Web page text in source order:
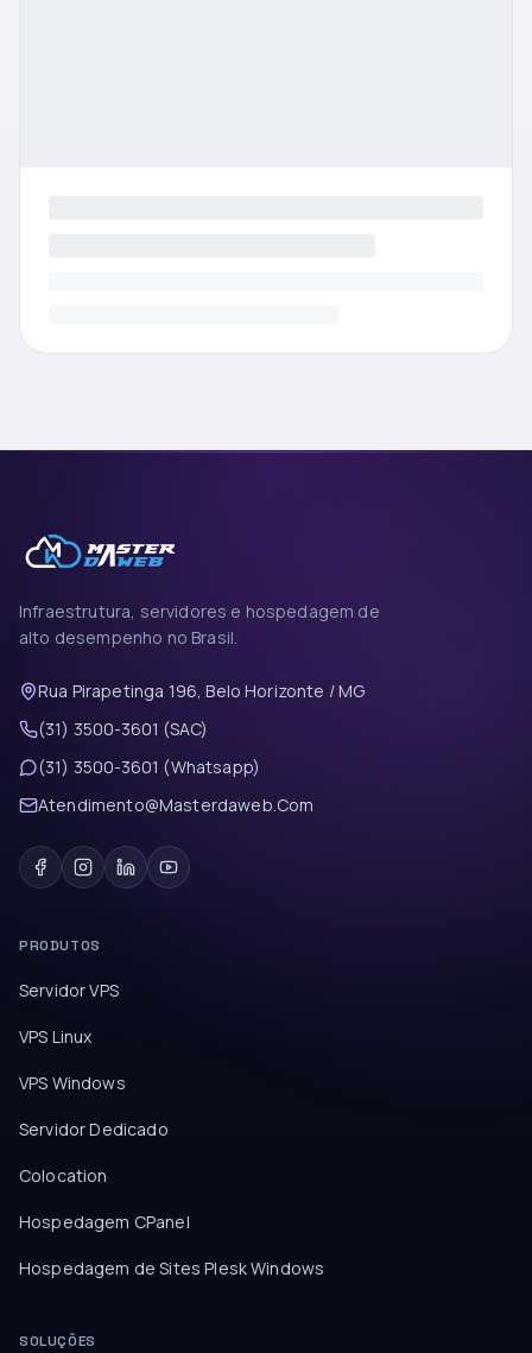
Infraestrutura, servidores e hospedagem de
alto desempenho no Brasil.
Rua Pirapetinga 196, Belo Horizonte / MG
(31) 3500-3601 (SAC)
(31) 3500-3601 (Whatsapp)
Atendimento@Masterdaweb.Com
PRODUTOS
Servidor VPS
VPS Linux
VPS Windows
Servidor Dedicado
Colocation
Hospedagem CPanel
Hospedagem de Sites Plesk Windows
SOLUÇÕES